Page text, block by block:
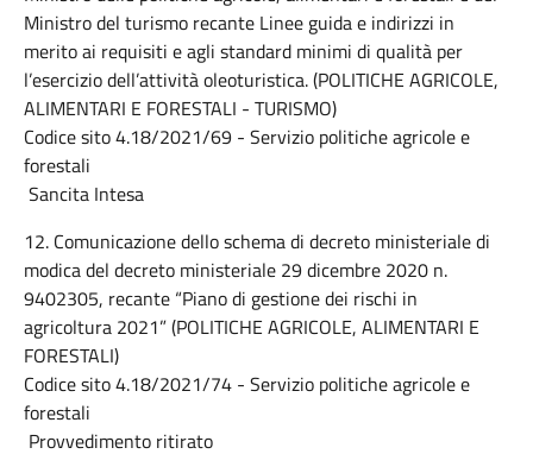
Ministro del turismo recante Linee guida e indirizzi in
merito ai requisiti e agli standard minimi di qualità per
l’esercizio dell’attività oleoturistica. (POLITICHE AGRICOLE,
ALIMENTARI E FORESTALI - TURISMO)
Codice sito 4.18/2021/69 - Servizio politiche agricole e
forestali
Sancita Intesa
12. Comunicazione dello schema di decreto ministeriale di
modica del decreto ministeriale 29 dicembre 2020 n.
9402305, recante “Piano di gestione dei rischi in
agricoltura 2021” (POLITICHE AGRICOLE, ALIMENTARI E
FORESTALI)
Codice sito 4.18/2021/74 - Servizio politiche agricole e
forestali
Provvedimento ritirato